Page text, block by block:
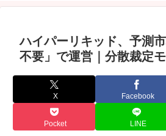
ハイパーリキッド、予測
不要」で運営｜分散裁定
X Facebook
Pocket LINE